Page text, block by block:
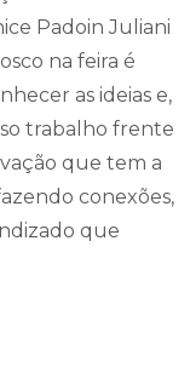
Padoin Juliani
na feira é
as ideias e,
trabalho frente
que tem a
conexões,
que